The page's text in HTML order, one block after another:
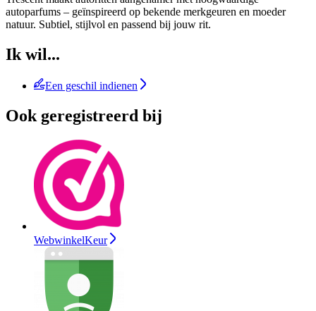
autoparfums – geïnspireerd op bekende merkgeuren en moeder
natuur. Subtiel, stijlvol en passend bij jouw rit.
Ik wil...
Een geschil indienen
Ook geregistreerd bij
WebwinkelKeur